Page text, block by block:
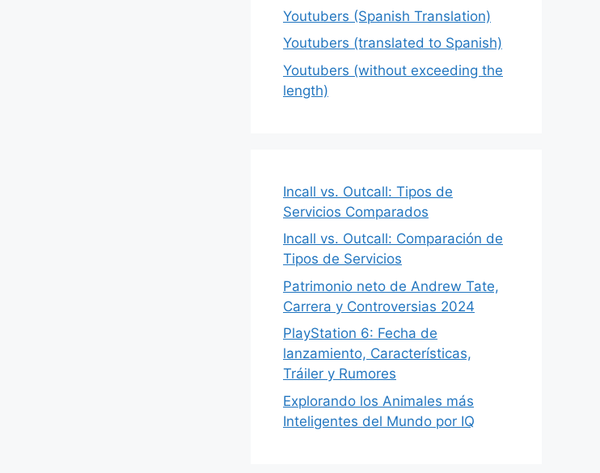
Youtubers (Spanish Translation)
Youtubers (translated to Spanish)
Youtubers (without exceeding the
length)
Incall vs. Outcall: Tipos de
Servicios Comparados
Incall vs. Outcall: Comparación de
Tipos de Servicios
Patrimonio neto de Andrew Tate,
Carrera y Controversias 2024
PlayStation 6: Fecha de
lanzamiento, Características,
Tráiler y Rumores
Explorando los Animales más
Inteligentes del Mundo por IQ